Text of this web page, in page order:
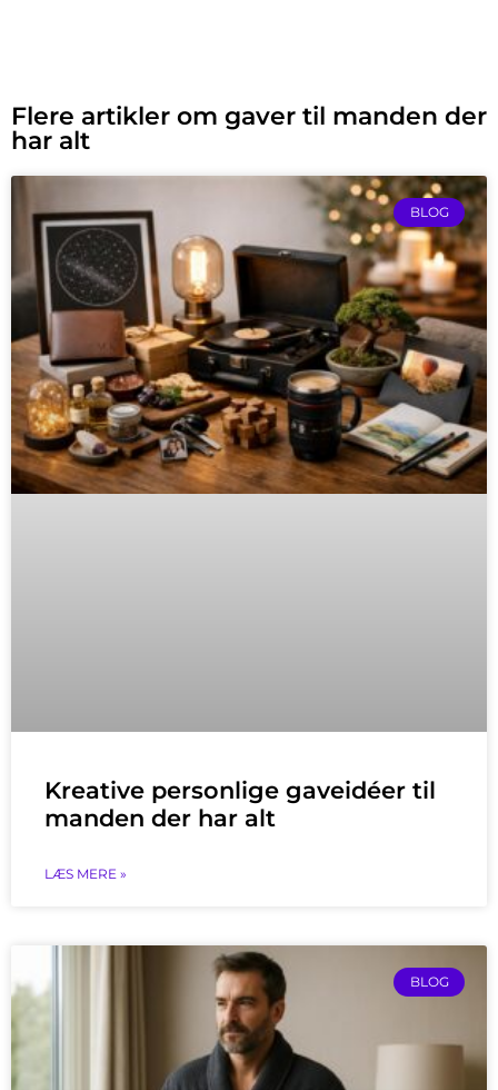
Flere artikler om gaver til manden der
har alt
BLOG
Kreative personlige gaveidéer til
manden der har alt
LÆS MERE »
BLOG